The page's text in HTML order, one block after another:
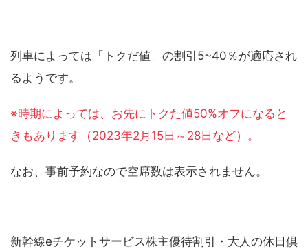
列車によっては「トクだ値」の割引5~40％が適応され
るようです。
※時期によっては、お先にトクた値50%オフになると
きもあります（2023年2月15日～28日など）。
なお、事前予約なので空席数は表示されません。
新幹線eチケットサービス株主優待割引・大人の休日倶